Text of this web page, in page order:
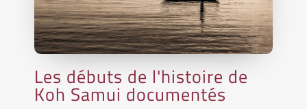
Les débuts de l'histoire de
Koh Samui documentés